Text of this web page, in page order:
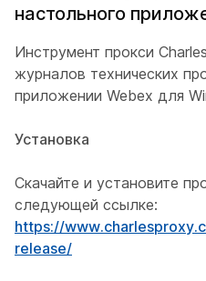
настольного
Инструмент прокси
журналов технических
приложении Webex для
Установка
Скачайте и установите
следующей ссылке:
https://
release/